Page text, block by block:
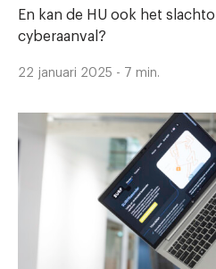
En kan de HU ook het
cyberaanval?
22 januari 2025 - 7 min.